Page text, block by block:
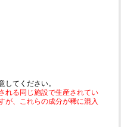
てください。
れる同じ施設で生産されてい
が、これらの成分が稀に混入